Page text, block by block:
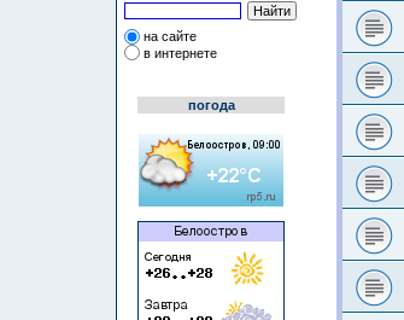
на сайте
в интернете
погода